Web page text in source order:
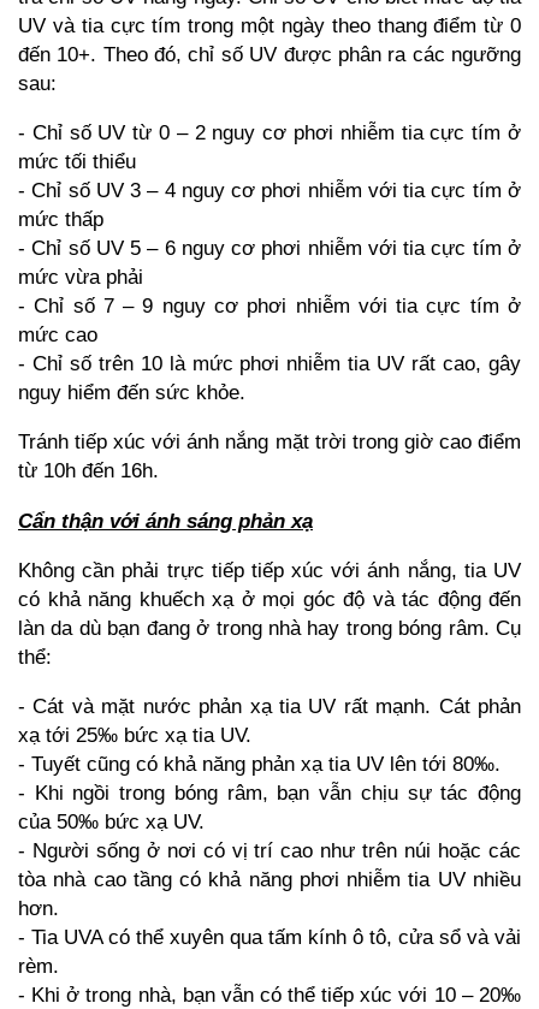
UV và tia cực tím trong một ngày theo thang điểm từ 0
đến 10+. Theo đó, chỉ số UV được phân ra các ngưỡng
sau:
- Chỉ số UV từ 0 – 2 nguy cơ phơi nhiễm tia cực tím ở
mức tối thiểu
- Chỉ số UV 3 – 4 nguy cơ phơi nhiễm với tia cực tím ở
mức thấp
- Chỉ số UV 5 – 6 nguy cơ phơi nhiễm với tia cực tím ở
mức vừa phải
- Chỉ số 7 – 9 nguy cơ phơi nhiễm với tia cực tím ở
mức cao
- Chỉ số trên 10 là mức phơi nhiễm tia UV rất cao, gây
nguy hiểm đến sức khỏe.
Tránh tiếp xúc với ánh nắng mặt trời trong giờ cao điểm
từ 10h đến 16h.
Cẩn thận với ánh sáng phản xạ
Không cần phải trực tiếp tiếp xúc với ánh nắng, tia UV
có khả năng khuếch xạ ở mọi góc độ và tác động đến
làn da dù bạn đang ở trong nhà hay trong bóng râm. Cụ
thể:
- Cát và mặt nước phản xạ tia UV rất mạnh. Cát phản
xạ tới 25‰ bức xạ tia UV.
- Tuyết cũng có khả năng phản xạ tia UV lên tới 80‰.
- Khi ngồi trong bóng râm, bạn vẫn chịu sự tác động
của 50‰ bức xạ UV.
- Người sống ở nơi có vị trí cao như trên núi hoặc các
tòa nhà cao tầng có khả năng phơi nhiễm tia UV nhiều
hơn.
- Tia UVA có thể xuyên qua tấm kính ô tô, cửa sổ và vải
rèm.
- Khi ở trong nhà, bạn vẫn có thể tiếp xúc với 10 – 20‰